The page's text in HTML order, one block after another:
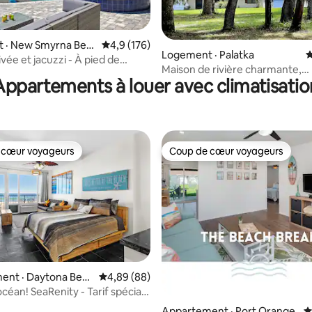
5, 36 commentaires
New Smyrna Bea
Note moyenne de 4,9 sur 5, 176
4,9 (176)
et jacuzzi - À pied de
Logement · Palatka
Maison de rivière charmante,
confortable et calme
à louer avec
sur 5, 11 commentaires
cœur voyageurs
voyageurs
· Daytona Beac
Note moyenne de 4,89 sur 5, 88
4,89 (88)
SeaRenity - Tarif spécial
Coup de cœur voyageurs
Coup de cœur voyageurs